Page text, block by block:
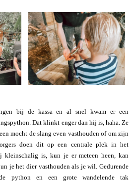
bij de kassa en al snel kwam er een
Dat klinkt enger dan hij is, haha. Ze
mocht de slang even vasthouden of om zijn
doen dit op een centrale plek in het
kleinschalig is, kun je er meteen heen, kan
je het dier vasthouden als je wil. Gedurende
python en een grote wandelende tak